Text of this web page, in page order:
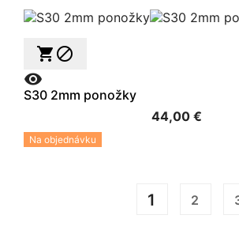
 

S30 2mm ponožky
44,00 €
Na objednávku
1 2